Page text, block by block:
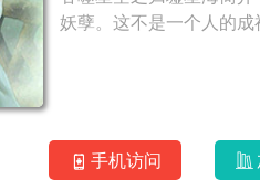
手机访问